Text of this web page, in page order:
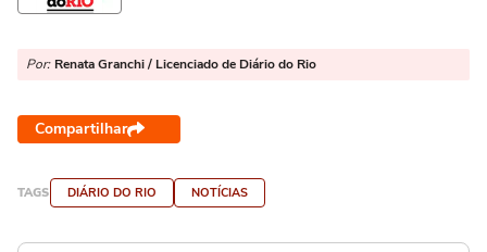
Por: Renata Granchi / Licenciado de Diário do Rio
Compartilhar
TAGS DIÁRIO DO RIO NOTÍCIAS